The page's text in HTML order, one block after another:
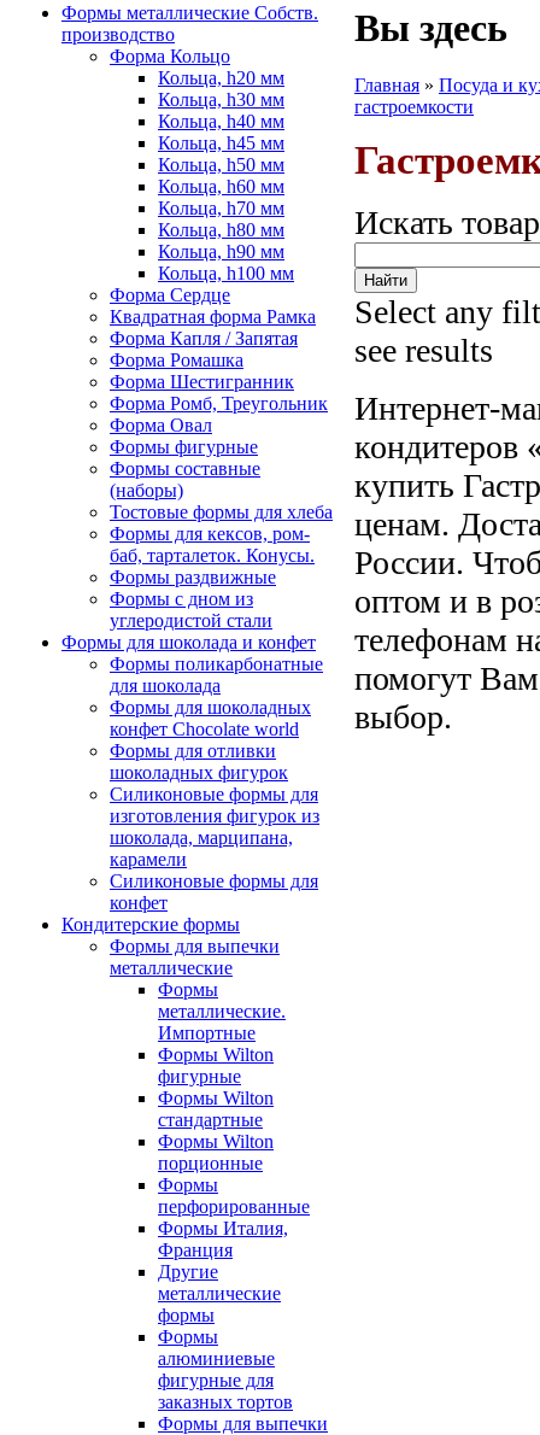
Формы металлические Собств.
производство
Форма Кольцо
Кольца, h20 мм
Кольца, h30 мм
Кольца, h40 мм
Кольца, h45 мм
Кольца, h50 мм
Кольца, h60 мм
Кольца, h70 мм
Кольца, h80 мм
Кольца, h90 мм
Кольца, h100 мм
Форма Сердце
Квадратная форма Рамка
Форма Капля / Запятая
Форма Ромашка
Форма Шестигранник
Форма Ромб, Треугольник
Форма Овал
Формы фигурные
Формы составные
(наборы)
Тостовые формы для хлеба
Формы для кексов, ром-
баб, тарталеток. Конусы.
Формы раздвижные
Формы с дном из
углеродистой стали
Формы для шоколада и конфет
Формы поликарбонатные
для шоколада
Формы для шоколадных
конфет Сhocolate world
Формы для отливки
шоколадных фигурок
Силиконовые формы для
изготовления фигурок из
шоколада, марципана,
карамели
Силиконовые формы для
конфет
Кондитерские формы
Формы для выпечки
металлические
Формы
металлические.
Импортные
Формы Wilton
фигурные
Формы Wilton
стандартные
Формы Wilton
порционные
Формы
перфорированные
Формы Италия,
Франция
Другие
металлические
формы
Формы
алюминиевые
фигурные для
заказных тортов
Формы для выпечки
Вы здесь
Главная » Посуда и
гастроемкости
Искать
Select any
see results
Интернет-
кондитеров
купить
ценам.
России.
оптом и в
телефонам
помогут
выбор.